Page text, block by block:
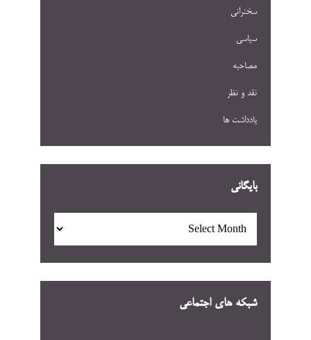
سخنرانی
سیاسی
مصاحبه
نقد و نظر
یادداشت ها
بایگانی
شبکه های اجتماعی